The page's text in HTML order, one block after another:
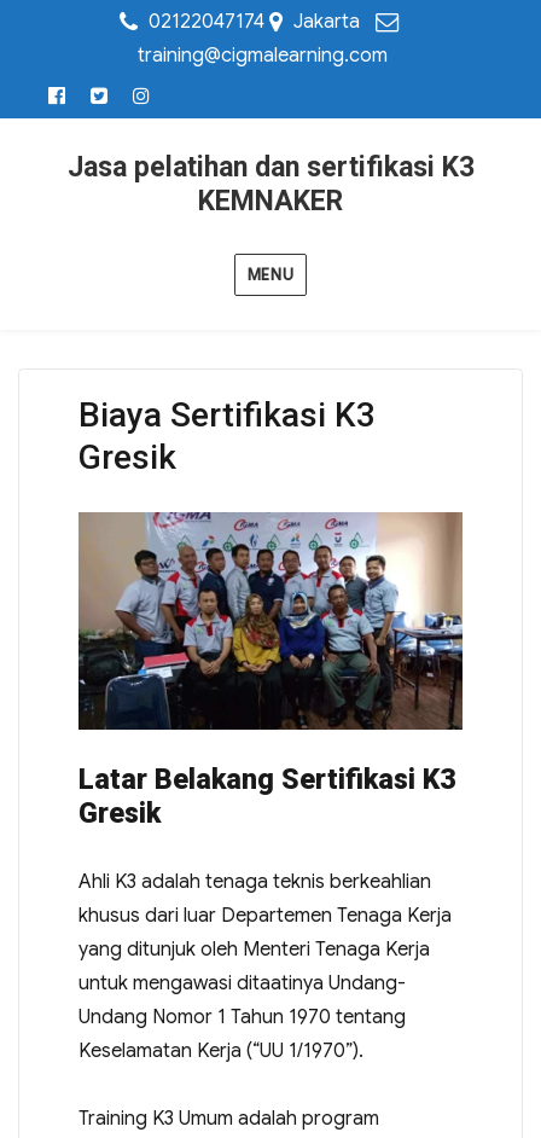
02122047174
Jakarta
training@cigmalearning.com
Jasa pelatihan dan sertifikasi K3
KEMNAKER
MENU
Biaya Sertifikasi K3
Gresik
Latar Belakang Sertifikasi K3
Gresik
Ahli K3 adalah tenaga teknis berkeahlian
khusus dari luar Departemen Tenaga Kerja
yang ditunjuk oleh Menteri Tenaga Kerja
untuk mengawasi ditaatinya Undang-
Undang Nomor 1 Tahun 1970 tentang
Keselamatan Kerja (“UU 1/1970”).
Training K3 Umum adalah program